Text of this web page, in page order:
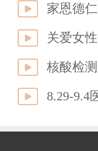
家恩德
关爱女
核酸检
8.29-9.4